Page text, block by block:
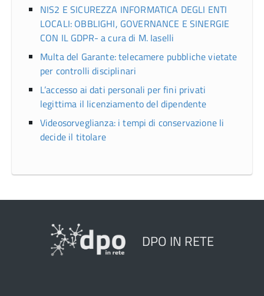
NIS2 E SICUREZZA INFORMATICA DEGLI ENTI
LOCALI: OBBLIGHI, GOVERNANCE E SINERGIE
CON IL GDPR- a cura di M. Iaselli
Multa del Garante: telecamere pubbliche vietate
per controlli disciplinari
L’accesso ai dati personali per fini privati
legittima il licenziamento del dipendente
Videosorveglianza: i tempi di conservazione li
decide il titolare
DPO IN RETE